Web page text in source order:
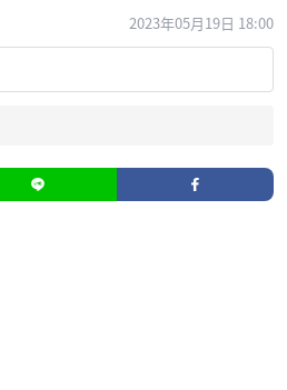
2023年05月19日 18:00